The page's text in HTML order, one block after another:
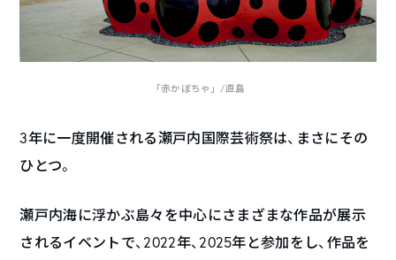
「赤かぼちゃ」/直島
3年に一度開催される瀬戸内国際芸術祭は、まさにその
ひとつ。
瀬戸内海に浮かぶ島々を中心にさまざまな作品が展示
されるイベントで、2022年、2025年と参加をし、作品を